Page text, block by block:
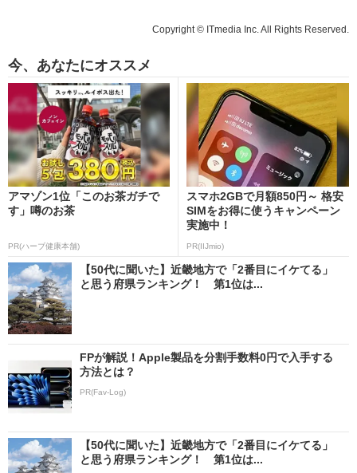
Copyright © ITmedia Inc. All Rights Reserved.
今、あなたにオススメ
アマゾン1位「このお茶ガチで
す」噂のお茶
PR(ハーブ健康本舗)
スマホ2GBで月額850円～ 格安
SIMをお得に使うキャンペーン
実施中！
PR(IIJmio)
【50代に聞いた】近畿地方で「2番目にイケてる」
と思う府県ランキング！ 第1位は...
FPが解説！Apple製品を分割手数料0円で入手する
方法とは？
PR(Fav-Log)
【50代に聞いた】近畿地方で「2番目にイケてる」
と思う府県ランキング！ 第1位は...